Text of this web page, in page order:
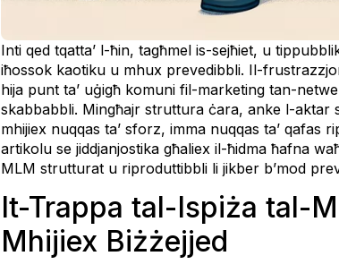
Inti qed tqatta’ l-ħin, tagħmel is-sejħiet, u
iħossok kaotiku u mhux prevedibbli. Il-
hija punt ta’ uġigħ komuni fil-marketing tan-
skabbabbli. Mingħajr struttura ċara, anke l-aktar
mhijiex nuqqas ta’ sforz, imma nuqqas ta’ qafas
artikolu se jiddjanjostika għaliex il-ħidma ħafna
MLM strutturat u riproduttibbli li jikber b’mod
It-Trappa tal-Ispiża tal-
Mhijiex Biżżejjed